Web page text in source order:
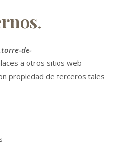
de-
a otros sitios web
propiedad de terceros tales